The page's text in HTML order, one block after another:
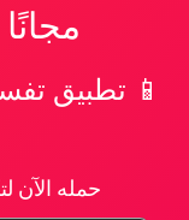
حمله الآن